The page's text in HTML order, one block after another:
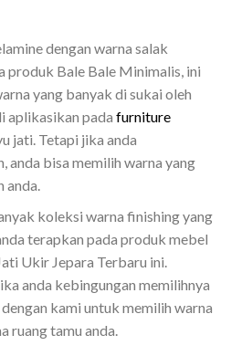
dengan warna salak
produk Bale Bale Minimalis, ini
yang banyak di sukai oleh
aplikasikan pada furniture
jati. Tetapi jika anda
anda bisa memilih warna yang
anda.
koleksi warna finishing yang
terapkan pada produk mebel
Ukir Jepara Terbaru ini.
anda kebingungan memilihnya
kami untuk memilih warna
ruang tamu anda.